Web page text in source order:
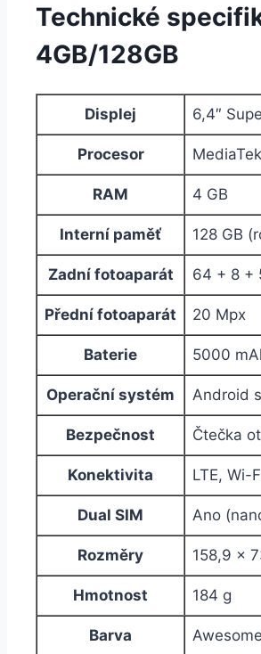
Technické
4GB/128GB
Displej 6,4″
Procesor
RAM 4 GB
Interní paměť 128 GB
Zadní fotoaparát 64 + 8 +
Přední fotoaparát 20 Mpx
Baterie 5000
Operační systém Android
Bezpečnost Čtečka
Konektivita LTE, Wi-
Dual SIM Ano
Rozměry 158,9 ×
Hmotnost 184 g
Barva